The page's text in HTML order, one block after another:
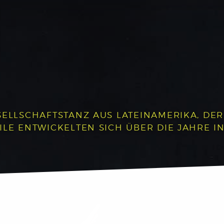
AUS LATEINAMERIKA,
ENTWICKELTEN SICH ÜBER DIE JAHRE